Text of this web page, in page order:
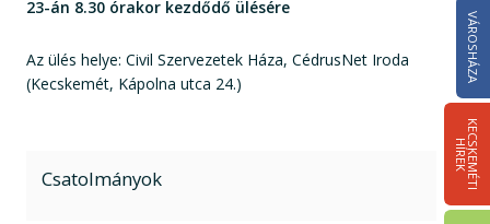
VÁROSHÁZA
K
E
C
S
K
E
M
É
T
I
HÍ
R
E
K
23-án 8.30 órakor kezdődő ülésére
Az ülés helye: Civil Szervezetek Háza, CédrusNet Iroda
(Kecskemét, Kápolna utca 24.)
Csatolmányok